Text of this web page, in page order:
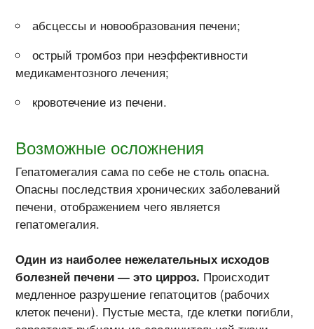
абсцессы и новообразования печени;
острый тромбоз при неэффективности
медикаментозного лечения;
кровотечение из печени.
Возможные осложнения
Гепатомегалия сама по себе не столь опасна.
Опасны последствия хронических заболеваний
печени, отображением чего является
гепатомегалия.
Один из наиболее нежелательных исходов
болезней печени — это цирроз. Происходит
медленное разрушение гепатоцитов (рабочих
клеток печени). Пустые места, где клетки погибли,